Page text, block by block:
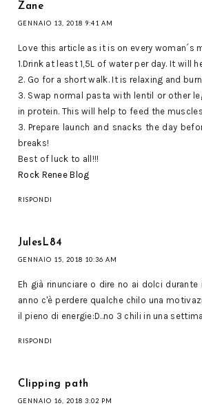
Zane
GENNAIO 13, 2018 9:41 AM
Love this article as it is on every
1.Drink at least 1,5L of water per day. It
2. Go for a short walk. It is relaxing and
3. Swap normal pasta with lentil or other
in protein. This will help to feed the
3. Prepare launch and snacks the day
breaks!
Best of luck to all!!!
Rock Renee Blog
RISPONDI
JulesL84
GENNAIO 15, 2018 10:36 AM
Eh già rinunciare o dire no ai dolci
anno c'è perdere qualche chilo una
il pieno di energie:D..no 3 chili in una
RISPONDI
Clipping path
GENNAIO 16, 2018 3:02 PM